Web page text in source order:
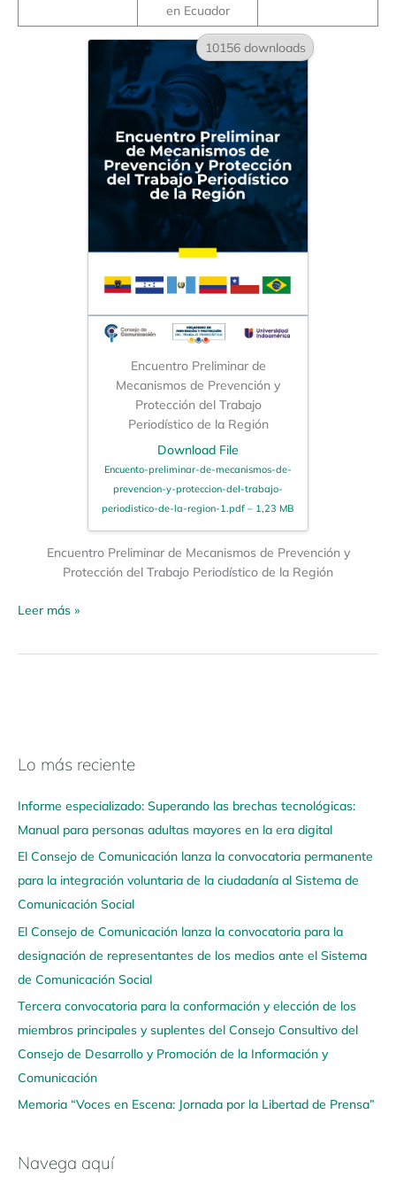
en Ecuador
10156 downloads
Encuentro Preliminar de
Mecanismos de Prevención y
Protección del Trabajo
Periodístico de la Región
Download File
Encuento-preliminar-de-mecanismos-de-
prevencion-y-proteccion-del-trabajo-
periodistico-de-la-region-1.pdf – 1,23 MB
Encuentro Preliminar de Mecanismos de Prevención y
Protección del Trabajo Periodístico de la Región
Leer más »
Lo más reciente
Informe especializado: Superando las brechas tecnológicas:
Manual para personas adultas mayores en la era digital
El Consejo de Comunicación lanza la convocatoria permanente
para la integración voluntaria de la ciudadanía al Sistema de
Comunicación Social
El Consejo de Comunicación lanza la convocatoria para la
designación de representantes de los medios ante el Sistema
de Comunicación Social
Tercera convocatoria para la conformación y elección de los
miembros principales y suplentes del Consejo Consultivo del
Consejo de Desarrollo y Promoción de la Información y
Comunicación
Memoria “Voces en Escena: Jornada por la Libertad de Prensa”
Navega aquí
N
v
e
g
a
a
q
u
í